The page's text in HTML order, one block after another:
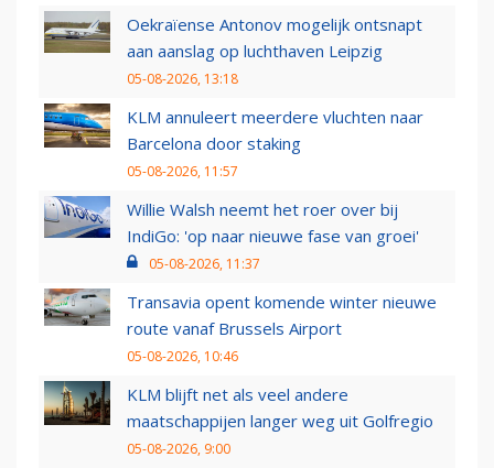
Oekraïense Antonov mogelijk ontsnapt
aan aanslag op luchthaven Leipzig
05-08-2026, 13:18
KLM annuleert meerdere vluchten naar
Barcelona door staking
05-08-2026, 11:57
Willie Walsh neemt het roer over bij
IndiGo: 'op naar nieuwe fase van groei'
05-08-2026, 11:37
Transavia opent komende winter nieuwe
route vanaf Brussels Airport
05-08-2026, 10:46
KLM blijft net als veel andere
maatschappijen langer weg uit Golfregio
05-08-2026, 9:00